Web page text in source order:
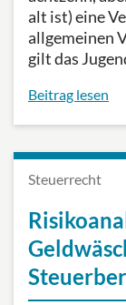
alt ist) eine
allgemeinen
gilt das
Beitrag lesen
Steuerrecht